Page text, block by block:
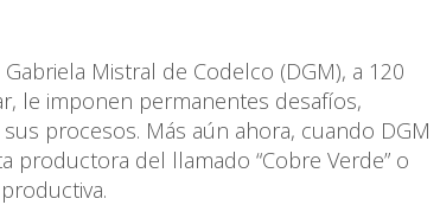
Mistral de Codelco (DGM), a 120
le imponen permanentes desafíos,
procesos. Más aún ahora, cuando DGM
productora del llamado “Cobre Verde” o